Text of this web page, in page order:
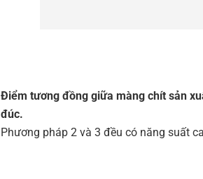
Điểm tương đồng giữa màng chít sản
đúc.
Phương pháp 2 và 3 đều có năng suất